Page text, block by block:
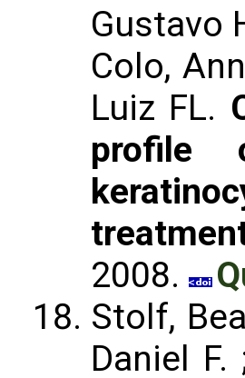
Gustavo
Colo,
Luiz FL.
profile
2008.
Stolf,
Daniel